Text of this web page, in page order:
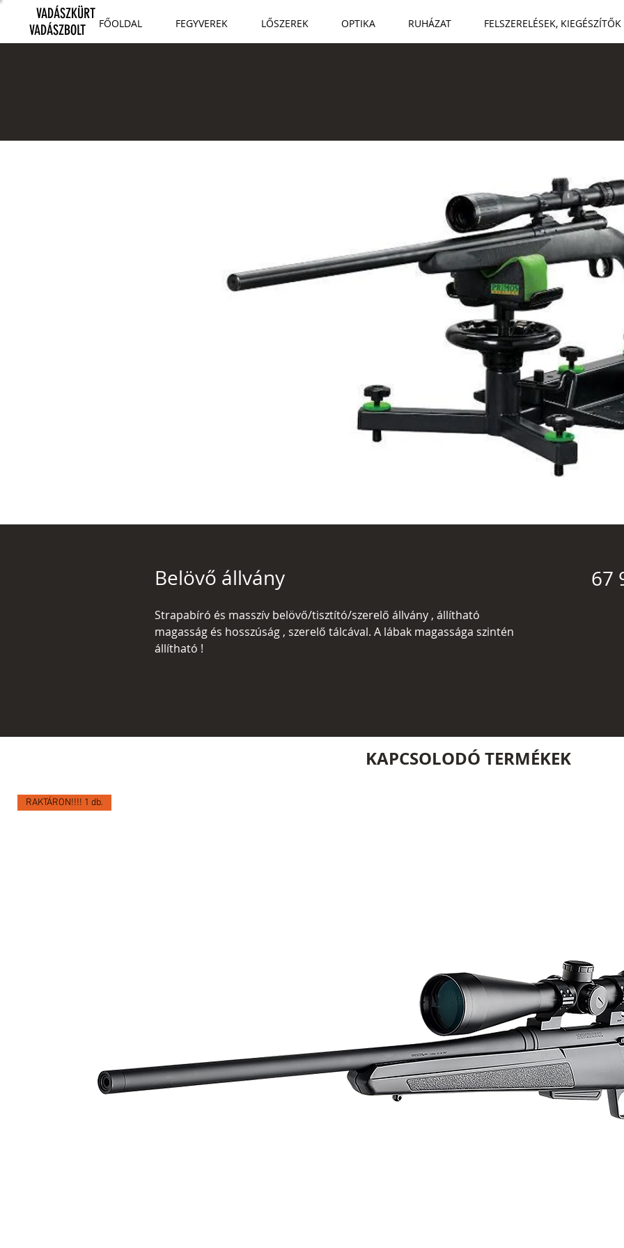
FŐOLDAL FEGYVEREK LŐSZEREK OPTIKA RUHÁZAT FELSZERELÉSEK, KIEGÉSZÍTŐK
VADÁSZKÜRT
VADÁSZBOLT
Belövő állvány
Strapabíró és masszív belövő/tisztító/szerelő állvány , állítható
magasság és hosszúság , szerelő tálcával. A lábak magassága szintén
állítható !
67
KAPCSOLODÓ TERMÉKEK
RAKTÁRON!!!! 1 db.